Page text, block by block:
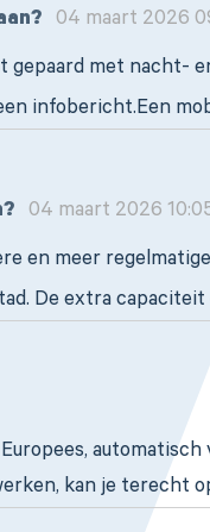
04 maart 2026
gepaard met nacht-
infobericht.Een
04 maart 2026
en meer
De extra
kan je terecht